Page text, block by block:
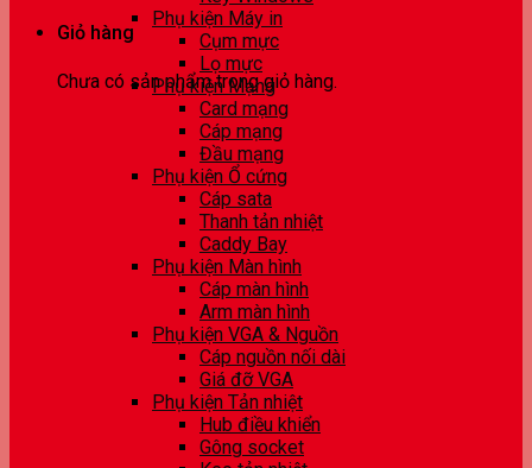
Giỏ hàng
Chưa có sản phẩm trong giỏ hàng.
Phụ kiện Máy in
Cụm mực
Lọ mực
Phụ kiện Mạng
Card mạng
Cáp mạng
Đầu mạng
Phụ kiện Ổ cứng
Cáp sata
Thanh tản nhiệt
Caddy Bay
Phụ kiện Màn hình
Cáp màn hình
Arm màn hình
Phụ kiện VGA & Nguồn
Cáp nguồn nối dài
Giá đỡ VGA
Phụ kiện Tản nhiệt
Hub điều khiển
Gông socket